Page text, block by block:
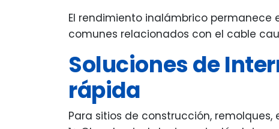
El rendimiento inalámbrico
comunes relacionados con el cable
Soluciones de
rápida
Para sitios de construcción,